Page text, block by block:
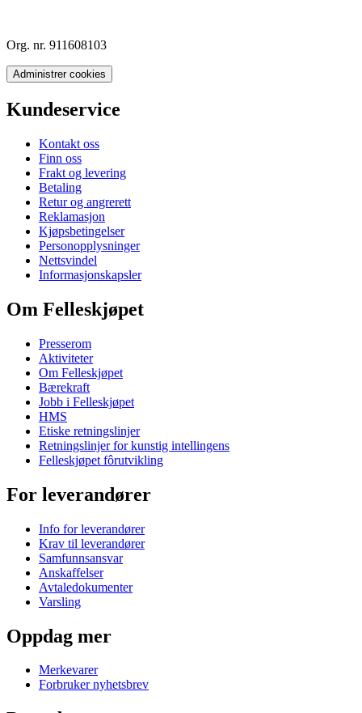
Org. nr. 911608103
Administrer cookies
Kundeservice
Kontakt oss
Finn oss
Frakt og levering
Betaling
Retur og angrerett
Reklamasjon
Kjøpsbetingelser
Personopplysninger
Nettsvindel
Informasjonskapsler
Om Felleskjøpet
Presserom
Aktiviteter
Om Felleskjøpet
Bærekraft
Jobb i Felleskjøpet
HMS
Etiske retningslinjer
Retningslinjer for kunstig intellingens
Felleskjøpet fôrutvikling
For leverandører
Info for leverandører
Krav til leverandører
Samfunnsansvar
Anskaffelser
Avtaledokumenter
Varsling
Oppdag mer
Merkevarer
Forbruker nyhetsbrev